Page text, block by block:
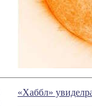
«Хаббл»